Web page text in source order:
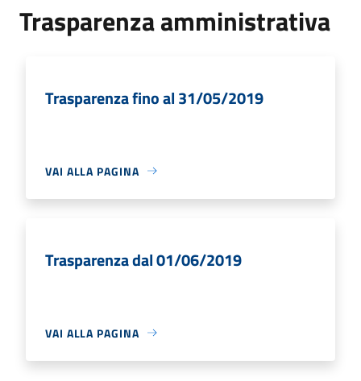
Trasparenza amministrativa
Trasparenza fino al 31/05/2019
VAI ALLA PAGINA
Trasparenza dal 01/06/2019
VAI ALLA PAGINA